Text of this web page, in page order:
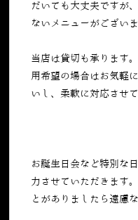
だいても大丈夫ですが
ないメニューがござい
当店は貸切も承ります
用希望の場合はお気軽
いし、柔軟に対応させ
お誕生日会など特別な
力させていただきます
とがありましたら遠慮